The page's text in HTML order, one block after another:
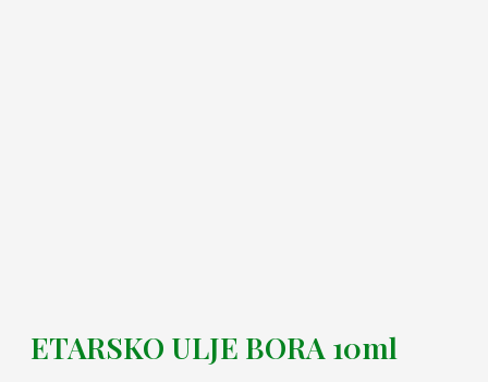
ETARSKO ULJE BORA 10ml